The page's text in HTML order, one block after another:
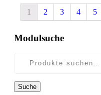
1 2 3 4 5
Modulsuche
Suche